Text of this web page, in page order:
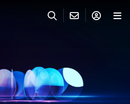
ントにアクセスする。